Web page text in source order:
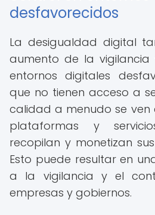
desfavorecidos
La desigualdad digital
aumento de la
entornos digitales
que no tienen acceso a
calidad a menudo se ven
plataformas y
recopilan y monetizan
Esto puede resultar en
a la vigilancia y el
empresas y gobiernos.